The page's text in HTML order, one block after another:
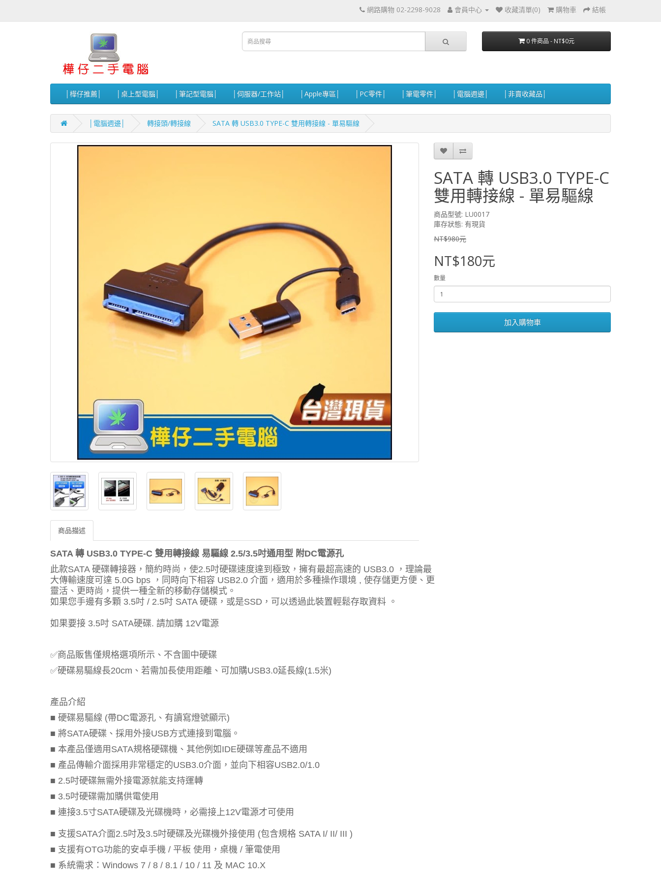
網路購物 02-2298-9028 會員中心 收藏清單(0) 購物車 結帳
0 件商品 - NT$0元
│樺仔推薦│ │桌上型電腦│ │筆記型電腦│ │伺服器/工作站│ │Apple專區│ │PC零件│ │筆電零件│ │電腦週邊│ │非賣收藏品│
│電腦週邊│ 轉接頭/轉接線 SATA 轉 USB3.0 TYPE-C 雙用轉接線 - 單易驅線
商品描述
SATA 轉 USB3.0 TYPE-C 雙用轉接線 易驅線 2.5/3.5吋通用型 附DC電源孔
此款SATA 硬碟轉接器，簡約時尚，使2.5吋硬碟速度達到極致，擁有最超高速的 USB3.0 ，理論最
大傳輸速度可達 5.0G bps ，同時向下相容 USB2.0 介面，適用於多種操作環境 , 使存儲更方便、更
靈活、更時尚，提供一種全新的移動存儲模式。
如果您手邊有多顆 3.5吋 / 2.5吋 SATA 硬碟，或是SSD，可以透過此裝置輕鬆存取資料 。
如果要接 3.5吋 SATA硬碟. 請加購 12V電源
✅商品販售僅規格選項所示、不含圖中硬碟
✅硬碟易驅線長20cm、若需加長使用距離、可加購USB3.0延長線(1.5米)
產品介紹
■ 硬碟易驅線 (帶DC電源孔、有讀寫燈號顯示)
■ 將SATA硬碟、採用外接USB方式連接到電腦。
■ 本產品僅適用SATA規格硬碟機、其他例如IDE硬碟等產品不適用
■ 產品傳輸介面採用非常穩定的USB3.0介面，並向下相容USB2.0/1.0
■ 2.5吋硬碟無需外接電源就能支持運轉
■ 3.5吋硬碟需加購供電使用
■ 連接3.5寸SATA硬碟及光碟機時，必需接上12V電源才可使用
■ 支援SATA介面2.5吋及3.5吋硬碟及光碟機外接使用 (包含規格 SATA I/ II/ III )
■ 支援有OTG功能的安卓手機 / 平板 使用，桌機 / 筆電使用
■ 系統需求：Windows 7 / 8 / 8.1 / 10 / 11 及 MAC 10.X
SATA 轉 USB3.0 TYPE-C
雙用轉接線 - 單易驅線
商品型號: LU0017
庫存狀態: 有現貨
NT$980元
NT$180元
數量
加入購物車